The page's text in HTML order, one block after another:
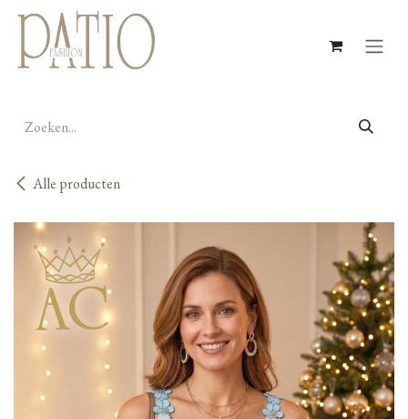
Overslaan naar inhoud
Alle producten